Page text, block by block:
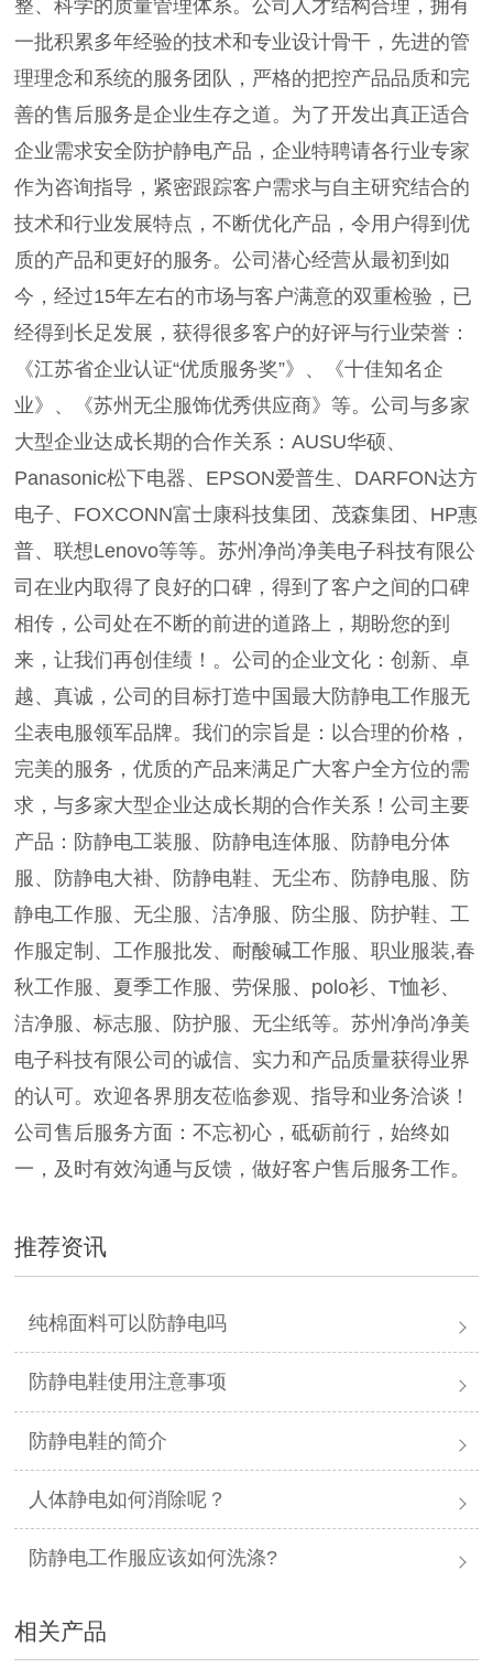
整、科学的质量管理体系。公司人才结构合理，拥有
一批积累多年经验的技术和专业设计骨干，先进的管
理理念和系统的服务团队，严格的把控产品品质和完
善的售后服务是企业生存之道。为了开发出真正适合
企业需求安全防护静电产品，企业特聘请各行业专家
作为咨询指导，紧密跟踪客户需求与自主研究结合的
技术和行业发展特点，不断优化产品，令用户得到优
质的产品和更好的服务。公司潜心经营从最初到如
今，经过15年左右的市场与客户满意的双重检验，已
经得到长足发展，获得很多客户的好评与行业荣誉：
《江苏省企业认证“优质服务奖”》、《十佳知名企
业》、《苏州无尘服饰优秀供应商》等。公司与多家
大型企业达成长期的合作关系：AUSU华硕、
Panasonic松下电器、EPSON爱普生、DARFON达方
电子、FOXCONN富士康科技集团、茂森集团、HP惠
普、联想Lenovo等等。苏州净尚净美电子科技有限公
司在业内取得了良好的口碑，得到了客户之间的口碑
相传，公司处在不断的前进的道路上，期盼您的到
来，让我们再创佳绩！。公司的企业文化：创新、卓
越、真诚，公司的目标打造中国最大防静电工作服无
尘表电服领军品牌。我们的宗旨是：以合理的价格，
完美的服务，优质的产品来满足广大客户全方位的需
求，与多家大型企业达成长期的合作关系！公司主要
产品：防静电工装服、防静电连体服、防静电分体
服、防静电大褂、防静电鞋、无尘布、防静电服、防
静电工作服、无尘服、洁净服、防尘服、防护鞋、工
作服定制、工作服批发、耐酸碱工作服、职业服装,春
秋工作服、夏季工作服、劳保服、polo衫、T恤衫、
洁净服、标志服、防护服、无尘纸等。苏州净尚净美
电子科技有限公司的诚信、实力和产品质量获得业界
的认可。欢迎各界朋友莅临参观、指导和业务洽谈！
公司售后服务方面：不忘初心，砥砺前行，始终如
一，及时有效沟通与反馈，做好客户售后服务工作。
推荐资讯
纯棉面料可以防静电吗
防静电鞋使用注意事项
防静电鞋的简介
人体静电如何消除呢？
防静电工作服应该如何洗涤?
相关产品